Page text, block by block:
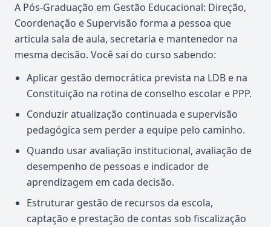
A Pós-Graduação em Gestão Educacional: Direção,
Coordenação e Supervisão forma a pessoa que
articula sala de aula, secretaria e mantenedor na
mesma decisão. Você sai do curso sabendo:
Aplicar gestão democrática prevista na LDB e na
Constituição na rotina de conselho escolar e PPP.
Conduzir atualização continuada e supervisão
pedagógica sem perder a equipe pelo caminho.
Quando usar avaliação institucional, avaliação de
desempenho de pessoas e indicador de
aprendizagem em cada decisão.
Estruturar gestão de recursos da escola,
captação e prestação de contas sob fiscalização